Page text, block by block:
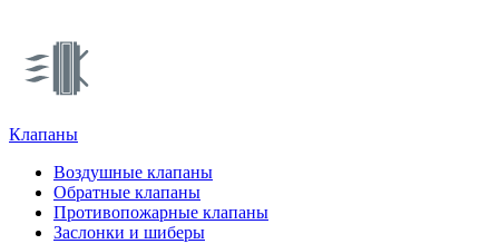
Клапаны
Воздушные клапаны
Обратные клапаны
Противопожарные клапаны
Заслонки и шиберы